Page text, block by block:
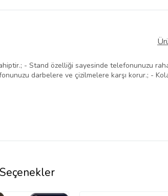
- Stand özelliği sayesinde telefonunuzu
darbelere ve çizilmelere karşı korur.; -